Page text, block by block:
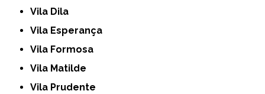
Vila Dila
Vila Esperança
Vila Formosa
Vila Matilde
Vila Prudente